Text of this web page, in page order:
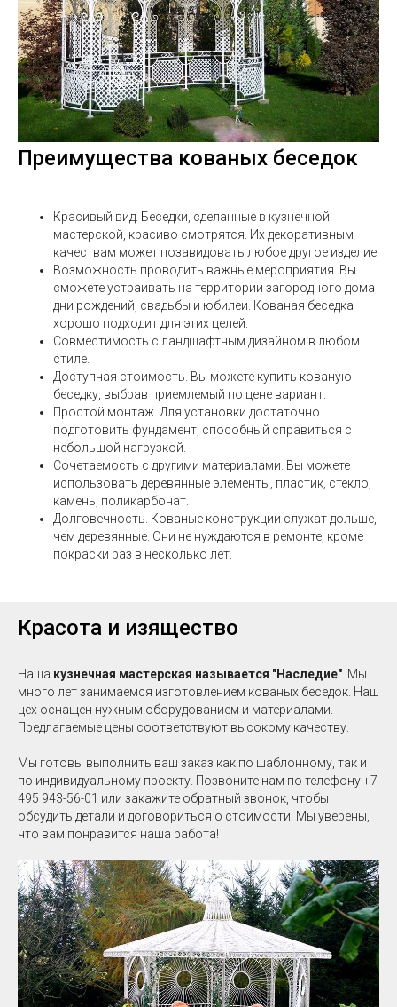
Преимущества кованых беседок
Красивый вид. Беседки, сделанные в кузнечной
мастерской, красиво смотрятся. Их декоративным
качествам может позавидовать любое другое изделие.
Возможность проводить важные мероприятия. Вы
сможете устраивать на территории загородного дома
дни рождений, свадьбы и юбилеи. Кованая беседка
хорошо подходит для этих целей.
Совместимость с ландшафтным дизайном в любом
стиле.
Доступная стоимость. Вы можете купить кованую
беседку, выбрав приемлемый по цене вариант.
Простой монтаж. Для установки достаточно
подготовить фундамент, способный справиться с
небольшой нагрузкой.
Сочетаемость с другими материалами. Вы можете
использовать деревянные элементы, пластик, стекло,
камень, поликарбонат.
Долговечность. Кованые конструкции служат дольше,
чем деревянные. Они не нуждаются в ремонте, кроме
покраски раз в несколько лет.
Красота и изящество
Наша кузнечная мастерская называется "Наследие" . Мы
много лет занимаемся изготовлением кованых беседок. Наш
цех оснащен нужным оборудованием и материалами.
Предлагаемые цены соответствуют высокому качеству.
Мы готовы выполнить ваш заказ как по шаблонному, так и
по индивидуальному проекту. Позвоните нам по телефону +7
495 943-56-01 или закажите обратный звонок, чтобы
обсудить детали и договориться о стоимости. Мы уверены,
что вам понравится наша работа!